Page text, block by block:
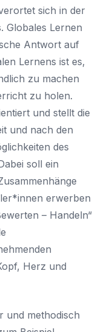
sich in der
Globales Lernen
Antwort auf
Lernens ist es,
zu machen
zu holen.
und stellt die
und nach den
des
soll ein
erwerben
– Handeln“
Herz und
und methodisch